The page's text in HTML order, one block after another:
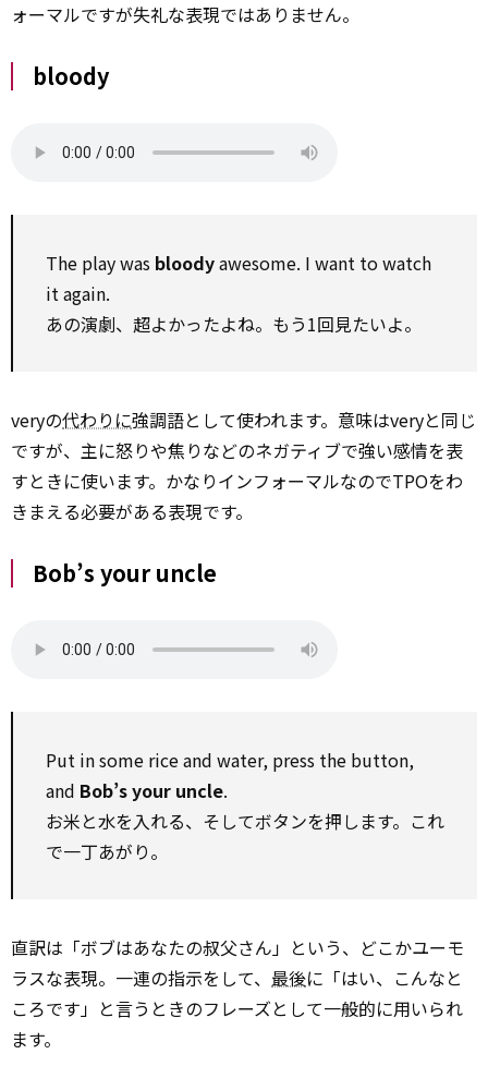
ォーマルですが失礼な表現ではありません。
bloody
The play was bloodyawesome. I want to watch
it again.
あの演劇、超よかったよね。もう1回見たいよ。
veryの代わりに強調語として使われます。意味はveryと同じ
ですが、主に怒りや焦りなどのネガティブで強い感情を表
すときに使います。かなりインフォーマルなのでTPOをわ
きまえる必要がある表現です。
Bob’s your uncle
Put in some rice and water, press the button,
and Bob’s your uncle.
お米と水を入れる、そしてボタンを押します。これ
で一丁あがり。
直訳は「ボブはあなたの叔父さん」という、どこかユーモ
ラスな表現。一連の指示をして、 最後に「はい、こんなと
ころです」と言うときのフレーズとして一般的に用いられ
ます。